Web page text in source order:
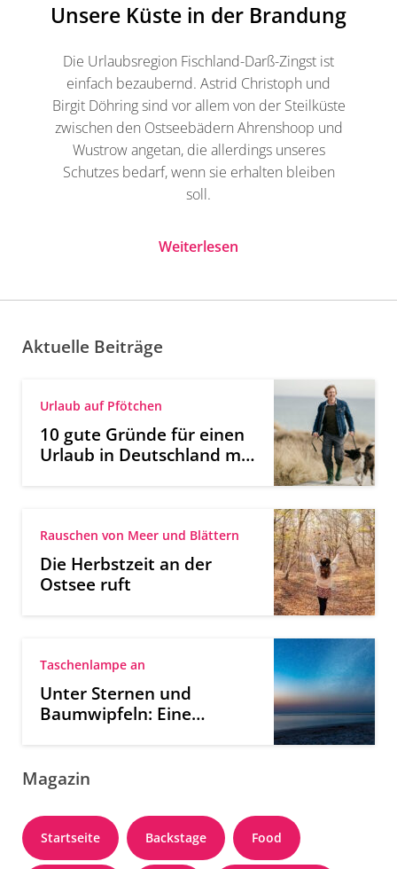
Unsere Küste in der Brandung
Die Urlaubsregion Fischland-Darß-Zingst ist
einfach bezaubernd. Astrid Christoph und
Birgit Döhring sind vor allem von der Steilküste
zwischen den Ostseebädern Ahrenshoop und
Wustrow angetan, die allerdings unseres
Schutzes bedarf, wenn sie erhalten bleiben
soll.
Weiterlesen
Aktuelle Beiträge
Urlaub auf Pfötchen
10 gute Gründe für einen
Urlaub in Deutschland mit
Rauschen von Meer und Blättern
Die Herbstzeit an der
Ostsee ruft
Taschenlampe an
Unter Sternen und
Baumwipfeln: Eine
Magazin
Startseite Backstage Food